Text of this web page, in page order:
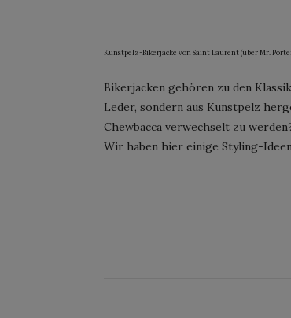
Kunstpelz-Bikerjacke von Saint Laurent (über Mr.
Bikerjacken gehören zu den
Leder, sondern aus Kunstpelz
Chewbacca verwechselt zu
Wir haben hier einige Styling-